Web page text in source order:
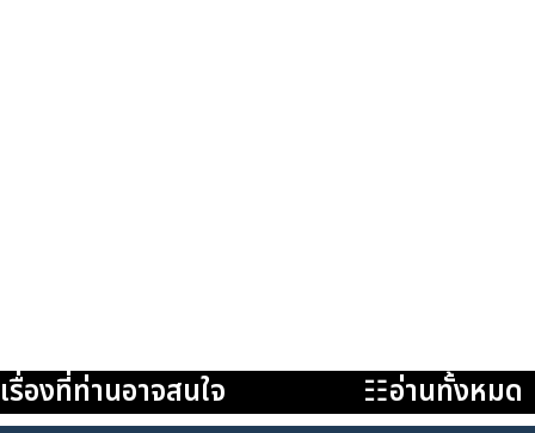
เรื่องที่ท่านอาจสนใจ ☷อ่านทั้งหมด